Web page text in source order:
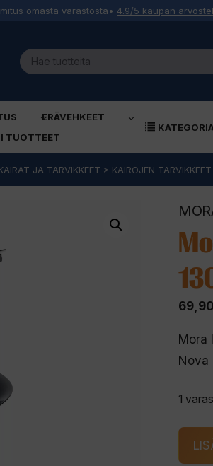
omasta varastosta• 4.9/5 kaupan
ERÄVEHKEET
TUOTTEET
JA TARVIKKEET > KAIROJEN TARVIKKEET
69,90
Mora
Nova
1
Ice